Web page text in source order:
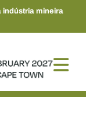
indústria mineira